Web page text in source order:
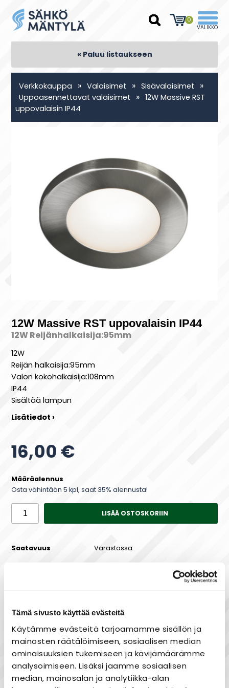
Tämä sivusto käyttää evästeitä
Käytämme evästeitä tarjoamamme sisällön ja
mainosten räätälöimiseen, sosiaalisen median
ominaisuuksien tukemiseen ja kävijämäärämme
analysoimiseen. Lisäksi jaamme sosiaalisen
median, mainosalan ja analytiikka-alan
0
« Paluu listaukseen
Verkkokauppa » Valaisimet » Sisävalaisimet »
Uppoasennettavat valaisimet » 12W Massive RST
uppovalaisin IP44
12W Massive RST uppovalaisin IP44
12W Reijänhalkaisija:95mm
12W
Reijän halkaisija:95mm
Valon kokohalkaisija:108mm
IP44
Sisältää lampun
Lisätiedot ›
16,00 €
Määräalennus
Osta vähintään 5 kpl, saat 35% alennusta!
LISÄÄ OSTOSKORIIN
Saatavuus Varastossa
Maksa joustavasti osissa!
Nopea toimitus
Heti varastosta